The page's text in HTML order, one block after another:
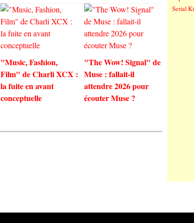
"Music, Fashion,
Film" de Charli XCX :
la fuite en avant
conceptuelle
"The Wow! Signal" de
Muse : fallait-il
attendre 2026 pour
écouter Muse ?
Serial